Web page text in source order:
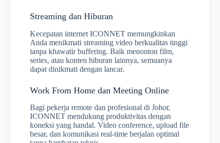
Streaming dan Hiburan
Kecepatan internet ICONNET memungkinkan
Anda menikmati streaming video berkualitas tinggi
tanpa khawatir buffering. Baik menonton film,
series, atau konten hiburan lainnya, semuanya
dapat dinikmati dengan lancar.
Work From Home dan Meeting Online
Bagi pekerja remote dan profesional di Johor,
ICONNET mendukung produktivitas dengan
koneksi yang handal. Video conference, upload file
besar, dan komunikasi real-time berjalan optimal